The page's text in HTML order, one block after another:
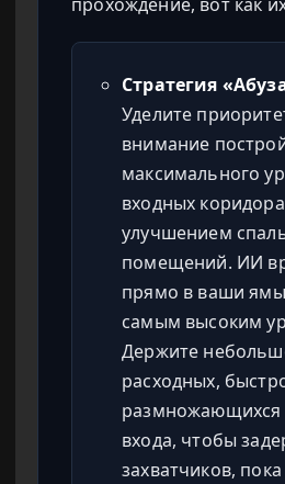
Стратегия
Уделите
внимание
максимального
входных
улучшением
помещений. ИИ
прямо в ваши
самым высоким
Держите
расходных,
размножающихся
входа, чтобы
захватчиков,